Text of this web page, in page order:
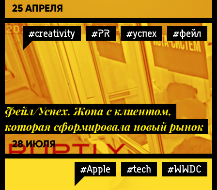
25 АПРЕЛЯ
#creativity #PR #успех #фейл
Фейл/Успех. Жопа с клиентом,
которая сформировала новый рынок
28 ИЮЛЯ
#Apple #tech #WWDC